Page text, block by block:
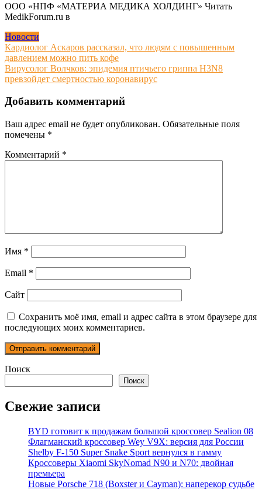
ООО «НПФ «МАТЕРИА МЕДИКА ХОЛДИНГ» Читать
MedikForum.ru в
Новости
Навигация
по
записям
Кардиолог Аскаров рассказал, что людям с повышенным
давлением можно пить кофе
Вирусолог Волчков: эпидемия птичьего гриппа H3N8
превзойдет смертностью коронавирус
Добавить комментарий
Ваш адрес email не будет опубликован. Обязательные поля
помечены *
Комментарий *
Имя *
Email *
Сайт
Сохранить моё имя, email и адрес сайта в этом браузере для
последующих моих комментариев.
Поиск
Поиск
Свежие записи
BYD готовит к продажам большой кроссовер Sealion 08
Флагманский кроссовер Wey V9X: версия для России
Shelby F-150 Super Snake Sport вернулся в гамму
Кроссоверы Xiaomi SkyNomad N90 и N70: двойная
премьера
Новые Porsche 718 (Boxster и Cayman): наперекор судьбе